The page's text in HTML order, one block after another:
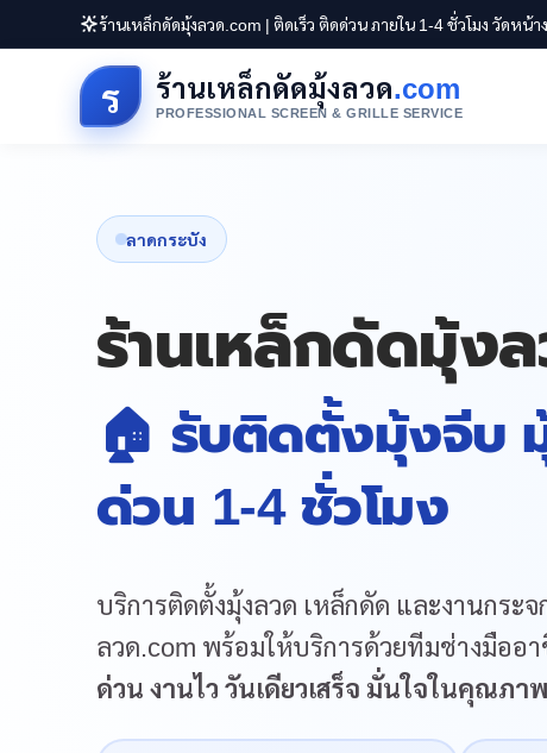
ร้านเหล็กดัดมุ้งลวด.com | ติดเร็ว ติดด่วน ภายใน 1-4 ชั่วโมง วัดหน้
ร ร้านเหล็กดัดมุ้งลวด.com
PROFESSIONAL SCREEN & GRILLE SERVICE
ลาดกระบัง
ร้านเหล็กดัดมุ้ง
🏠 รับติดตั้งมุ้งจีบ
ด่วน 1-4 ชั่วโมง
บริการติดตั้งมุ้งลวด เหล็กดัด และงานกระ
ลวด.com พร้อมให้บริการด้วยทีมช่างมือ
ด่วน งานไว วันเดียวเสร็จ มั่นใจในคุณภา